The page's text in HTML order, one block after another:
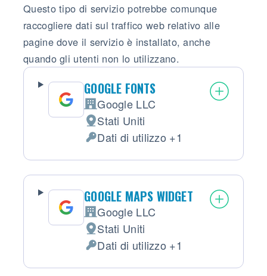
Questo tipo di servizio potrebbe comunque
raccogliere dati sul traffico web relativo alle
pagine dove il servizio è installato, anche
quando gli utenti non lo utilizzano.
GOOGLE FONTS
Azienda:
Google LLC
Luogo del trattamento:
Stati Uniti
Dati Personali trattati:
Dati di utilizzo +1
GOOGLE MAPS WIDGET
Azienda:
Google LLC
Luogo del trattamento:
Stati Uniti
Dati Personali trattati:
Dati di utilizzo +1